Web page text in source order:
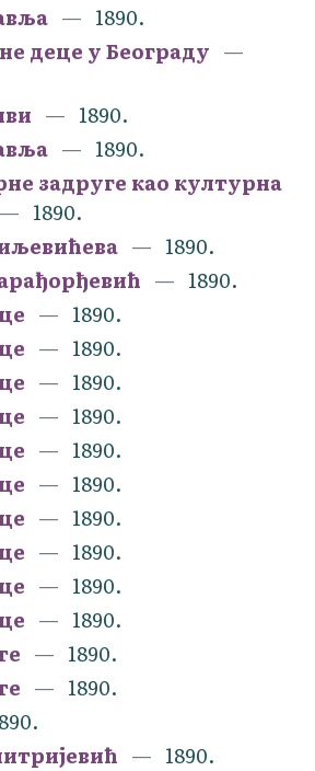
1890.
деце у Београду
1890.
1890.
задруге као културна
1890.
1890.
1890.
1890.
1890.
1890.
1890.
1890.
1890.
1890.
1890.
1890.
1890.
1890.
1890.
1890.